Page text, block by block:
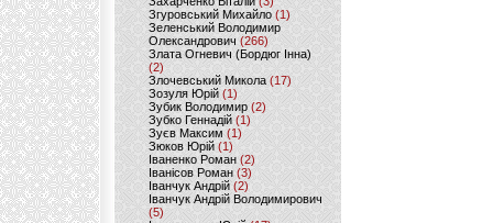
Згуровський Михайло (1)
Зеленський Володимир
Олександрович (266)
Злата Огневич (Бордюг Інна)
(2)
Злочевський Микола(17)
Зозуля Юрій (1)
Зубик Володимир (2)
Зубко Геннадій (1)
Зуєв Максим(1)
Зюков Юрій (1)
Іваненко Роман (2)
Іванісов Роман (3)
Іванчук Андрій(2)
Іванчук Андрій Володимирович
(5)